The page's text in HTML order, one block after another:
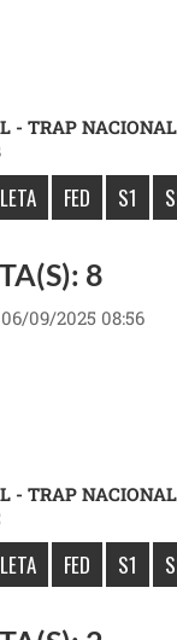
- TRAP
FED S1
8
09/2025 08:56
- TRAP
FED S1